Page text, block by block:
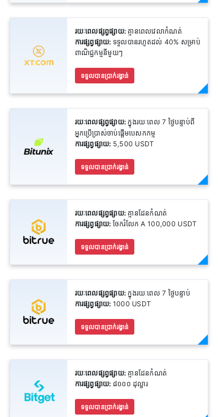
រយៈពេលផ្សព្វផ្សាយ: គ្មានពេលវេលាកំណត់
ការផ្សព្វផ្សាយ: ទទួលបានរហូតដល់ 40% សម្រាប់
ពាណិជ្ជកម្មនីមួយៗ
ទទួលបានប្រាក់រង្វាន់
រយៈពេលផ្សព្វផ្សាយ: ក្នុងរយៈពេល 7 ថ្ងៃបន្ទាប់ពី
អ្នកប្រើប្រាស់ចាប់ផ្តើមបេសកកម្ម
ការផ្សព្វផ្សាយ: 5,500 USDT
ទទួលបានប្រាក់រង្វាន់
រយៈពេលផ្សព្វផ្សាយ: គ្មានដែនកំណត់
ការផ្សព្វផ្សាយ: ចែករំលែក A 100,000 USDT
ទទួលបានប្រាក់រង្វាន់
រយៈពេលផ្សព្វផ្សាយ: ក្នុងរយៈពេល 7 ថ្ងៃបន្ទាប់
ការផ្សព្វផ្សាយ: 1000 USDT
ទទួលបានប្រាក់រង្វាន់
រយៈពេលផ្សព្វផ្សាយ: គ្មានដែនកំណត់
ការផ្សព្វផ្សាយ: ៨០០០ ដុល្លារ
ទទួលបានប្រាក់រង្វាន់